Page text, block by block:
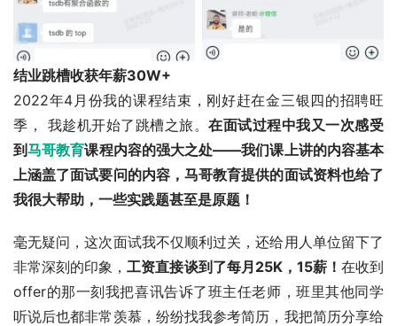
结业跳槽收获年薪30W+
2022年4月份我的课程结束，刚好赶在金三银四的招聘旺
季， 我趁机开始了跳槽之旅。在面试过程中我又一次感受
到马哥教育课程内容的强大之处——我们课上讲的内容基本
上涵盖了面试要问的内容，马哥教育提供的面试资料也给了
我很大帮助，一些实践题甚至是原题！
毫无疑问，这次面试我不仅顺利过关，还给用人单位留下了
非常深刻的印象，工资直接谈到了每月25K，15薪！ 在收到
offer的那一刻我把喜讯告诉了班主任老师，班里其他同学
听说后也都非常羡慕，纷纷找我参考简历，我把简历分享给